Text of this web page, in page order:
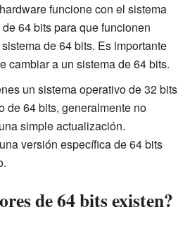
funcione con el sistema
64 bits para que funcionen
de 64 bits. Es importante
cambiar a un sistema de 64 bits.
un sistema operativo de 32 bits
de 64 bits, generalmente no
simple actualización.
versión específica de 64 bits
de 64 bits existen?